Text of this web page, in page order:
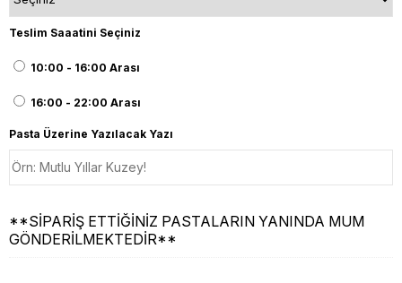
Teslim Saaatini Seçiniz
10:00 - 16:00 Arası
16:00 - 22:00 Arası
Pasta Üzerine Yazılacak Yazı
**SİPARİŞ ETTİĞİNİZ PASTALARIN YANINDA MUM
GÖNDERİLMEKTEDİR**